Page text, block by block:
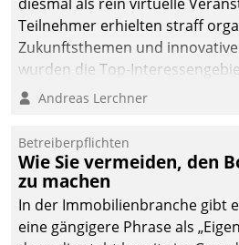
Teilnehmer erhielten straff
Zukunftsthemen und
wurden die Top-
Andreas Lerchner
Betreiberpflichten
Wie Sie vermeiden, den
zu machen
In der Immobilienbranche gibt
eine gängigere Phrase als